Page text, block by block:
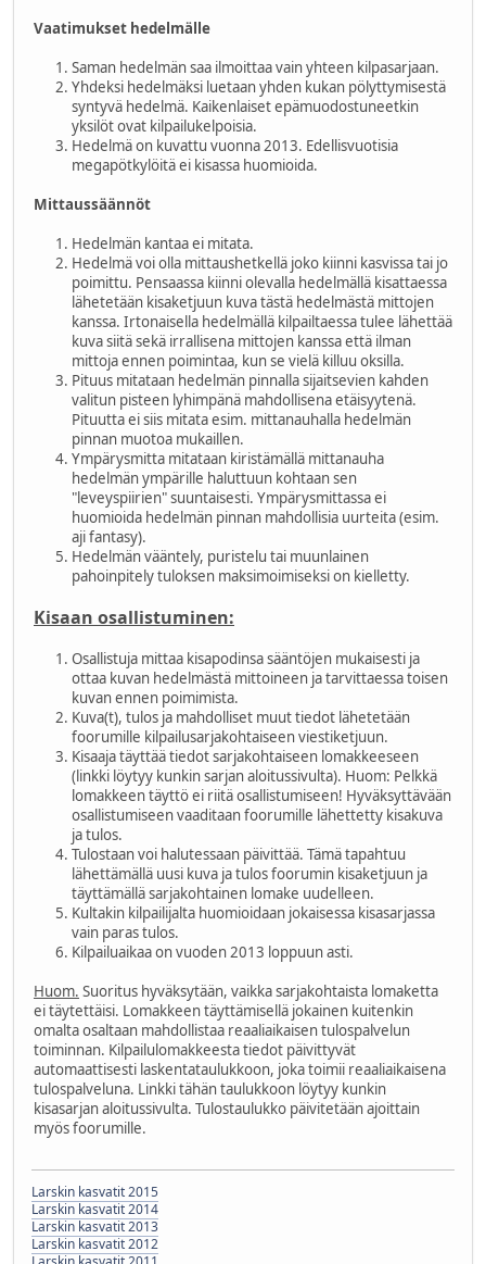
Vaatimukset hedelmälle
Saman hedelmän saa ilmoittaa vain yhteen kilpasarjaan.
Yhdeksi hedelmäksi luetaan yhden kukan pölyttymisestä
syntyvä hedelmä. Kaikenlaiset epämuodostuneetkin
yksilöt ovat kilpailukelpoisia.
Hedelmä on kuvattu vuonna 2013. Edellisvuotisia
megapötkylöitä ei kisassa huomioida.
Mittaussäännöt
Hedelmän kantaa ei mitata.
Hedelmä voi olla mittaushetkellä joko kiinni kasvissa tai jo
poimittu. Pensaassa kiinni olevalla hedelmällä kisattaessa
lähetetään kisaketjuun kuva tästä hedelmästä mittojen
kanssa. Irtonaisella hedelmällä kilpailtaessa tulee lähettää
kuva siitä sekä irrallisena mittojen kanssa että ilman
mittoja ennen poimintaa, kun se vielä killuu oksilla.
Pituus mitataan hedelmän pinnalla sijaitsevien kahden
valitun pisteen lyhimpänä mahdollisena etäisyytenä.
Pituutta ei siis mitata esim. mittanauhalla hedelmän
pinnan muotoa mukaillen.
Ympärysmitta mitataan kiristämällä mittanauha
hedelmän ympärille haluttuun kohtaan sen
"leveyspiirien" suuntaisesti. Ympärysmittassa ei
huomioida hedelmän pinnan mahdollisia uurteita (esim.
aji fantasy).
Hedelmän vääntely, puristelu tai muunlainen
pahoinpitely tuloksen maksimoimiseksi on kielletty.
Kisaan osallistuminen:
Osallistuja mittaa kisapodinsa sääntöjen mukaisesti ja
ottaa kuvan hedelmästä mittoineen ja tarvittaessa toisen
kuvan ennen poimimista.
Kuva(t), tulos ja mahdolliset muut tiedot lähetetään
foorumille kilpailusarjakohtaiseen viestiketjuun.
Kisaaja täyttää tiedot sarjakohtaiseen lomakkeeseen
(linkki löytyy kunkin sarjan aloitussivulta). Huom: Pelkkä
lomakkeen täyttö ei riitä osallistumiseen! Hyväksyttävään
osallistumiseen vaaditaan foorumille lähettetty kisakuva
ja tulos.
Tulostaan voi halutessaan päivittää. Tämä tapahtuu
lähettämällä uusi kuva ja tulos foorumin kisaketjuun ja
täyttämällä sarjakohtainen lomake uudelleen.
Kultakin kilpailijalta huomioidaan jokaisessa kisasarjassa
vain paras tulos.
Kilpailuaikaa on vuoden 2013 loppuun asti.
Huom. Suoritus hyväksytään, vaikka sarjakohtaista lomaketta
ei täytettäisi. Lomakkeen täyttämisellä jokainen kuitenkin
omalta osaltaan mahdollistaa reaaliaikaisen tulospalvelun
toiminnan. Kilpailulomakkeesta tiedot päivittyvät
automaattisesti laskentataulukkoon, joka toimii reaaliaikaisena
tulospalveluna. Linkki tähän taulukkoon löytyy kunkin
kisasarjan aloitussivulta. Tulostaulukko päivitetään ajoittain
myös foorumille.
Larskin kasvatit 2015
Larskin kasvatit 2014
Larskin kasvatit 2013
Larskin kasvatit 2012